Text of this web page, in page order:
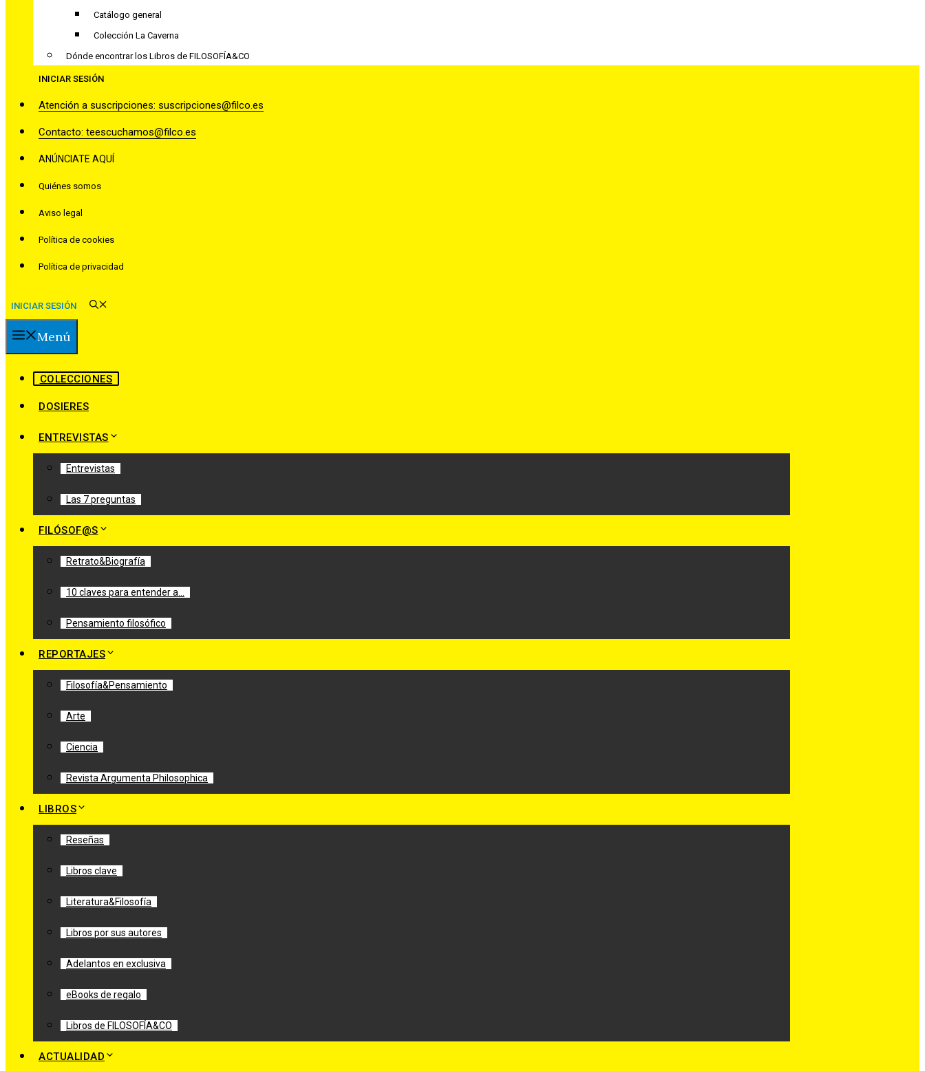
Catálogo general
Colección La Caverna
Dónde encontrar los Libros de FILOSOFÍA&CO
INICIAR SESIÓN
Atención a suscripciones: suscripciones@filco.es
Contacto: teescuchamos@filco.es
ANÚNCIATE AQUÍ
Quiénes somos
Aviso legal
Política de cookies
Política de privacidad
INICIAR SESIÓN
Menú
COLECCIONES
DOSIERES
ENTREVISTAS
Entrevistas
Las 7 preguntas
FILÓSOF@S
Retrato&Biografía
10 claves para entender a…
Pensamiento filosófico
REPORTAJES
Filosofía&Pensamiento
Arte
Ciencia
Revista Argumenta Philosophica
LIBROS
Reseñas
Libros clave
Literatura&Filosofía
Libros por sus autores
Adelantos en exclusiva
eBooks de regalo
Libros de FILOSOFÍA&CO
ACTUALIDAD